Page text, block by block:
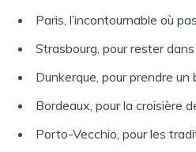
Paris, l’incontournable où
Strasbourg, pour rester dans
Dunkerque, pour prendre un
Bordeaux, pour la croisière
Porto-Vecchio, pour les